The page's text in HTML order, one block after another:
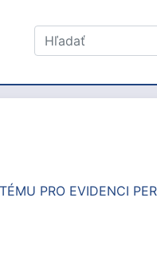
PRO EVIDENCI